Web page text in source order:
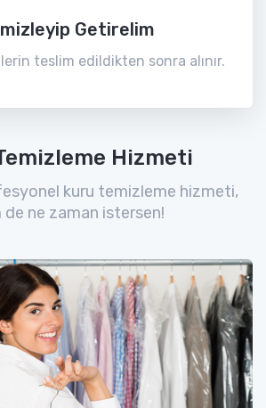
Getirelim
teslim edildikten sonra alınır.
Hizmeti
kuru temizleme hizmeti,
de ne zaman istersen!